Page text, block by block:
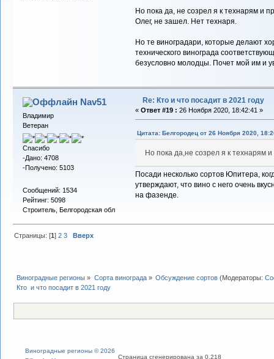
Но пока да, не созрел я к технарям и
Олег, не зашел. Нет технаря.
Но те виноградари, которые делают
технического винограда
безусловно молодцы. Почет мой им и
Nav51
Владимир
Ветеран
Спасибо
-Дано: 4708
-Получено: 5103
Сообщений: 1534
Рейтинг: 5098
Строитель, Белгородская обл
Re: Кто и что посадит в 2021 году
« Ответ #19 : 26 Ноября 2020, 18:42:41 »
Цитата: Белгородец от 26 Ноября 2020,
Но пока да,не созрел я к технарям
Посади несколько сортов Юпитера,
утверждают, что вино с него очень
на фазенде.
Страницы: [1]2 3 Вверх
Виноградные регионы » Сорта винограда» Обсуждение сортов(Модераторы:
Кто  и что посадит в 2021 году
Виноградные регионы © 2026
Страница сгенерирована за 0.218